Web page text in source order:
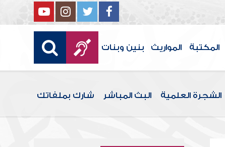
المكتبة المواريث بنين وبنات
الشجرة العلمية البث المباشر شارك بملفاتك